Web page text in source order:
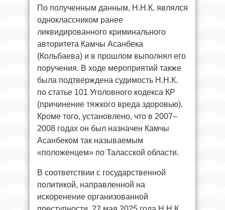
По полученным данным, Н.Н.К. являлся
одноклассником ранее
ликвидированного криминального
авторитета Камчы Асанбека
(Кольбаева) и в прошлом выполнял его
поручения. В ходе мероприятий также
была подтверждена судимость Н.Н.К.
по статье 101 Уголовного кодекса КР
(причинение тяжкого вреда здоровью).
Кроме того, установлено, что в 2007–
2008 годах он был назначен Камчы
Асанбеком так называемым
«положенцем» по Таласской области.
В соответствии с государственной
политикой, направленной на
искоренение организованной